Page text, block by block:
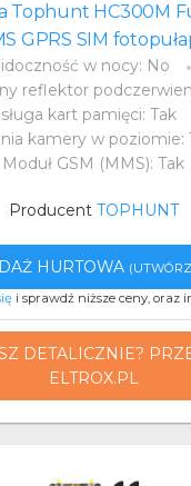
Tophunt HC300M
GPRS SIM
w nocy: No
reflektor
kart pamięci: Tak
kamery w poziomie:
Moduł GSM (MMS): Tak
Producent TOPHUNT
HURTOWA
i sprawdź niższe ceny, oraz
DETALICZNIE?
ELTROX.PL